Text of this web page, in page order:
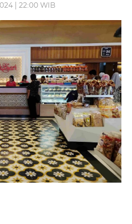
| 22:00 WIB